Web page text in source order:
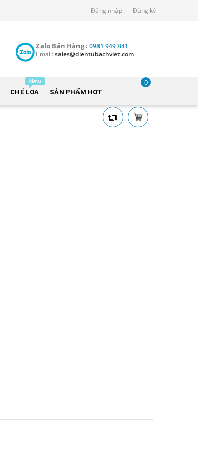
Đăng nhập Đăng ký
Zalo Bán Hàng : 0981 949 841
Email: sales@dientubachviet.com
CHẾ LOA SẢN PHẨM HOT
0